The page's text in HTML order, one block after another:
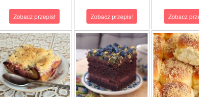
Zobacz przepis! Zobacz przepis! Zobacz